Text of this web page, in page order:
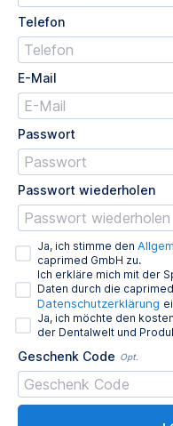
Telefon
E-Mail
Passwort
Passwort wiederholen
Ja, ich stimme den
caprimed GmbH zu.
Ich erkläre mich mit der
Daten durch die
Datenschutzerklärung
Ja, ich möchte den
der Dentalwelt und
Geschenk Code Opt.